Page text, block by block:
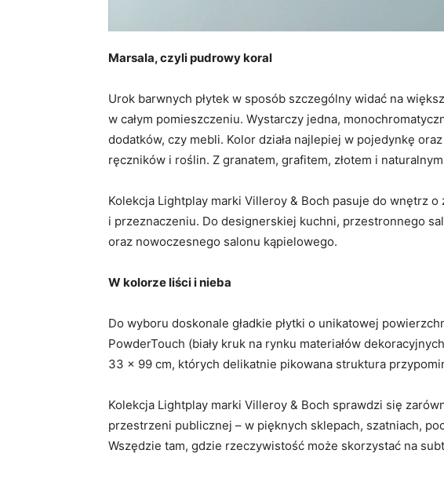
Marsala, czyli pudrowy koral
Urok barwnych płytek w sposób szczególny widać na
w całym pomieszczeniu. Wystarczy jedna,
dodatków, czy mebli. Kolor działa najlepiej w pojedynkę
ręczników i roślin. Z granatem, grafitem, złotem i
Kolekcja Lightplay marki Villeroy & Boch pasuje do wnętrz
i przeznaczeniu. Do designerskiej kuchni, przestronnego
oraz nowoczesnego salonu kąpielowego.
W kolorze liści i nieba
Do wyboru doskonale gładkie płytki o unikatowej
PowderTouch (biały kruk na rynku materiałów
33 x 99 cm, których delikatnie pikowana struktura
Kolekcja Lightplay marki Villeroy & Boch sprawdzi się
przestrzeni publicznej – w pięknych sklepach, szatniach,
Wszędzie tam, gdzie rzeczywistość może skorzystać na